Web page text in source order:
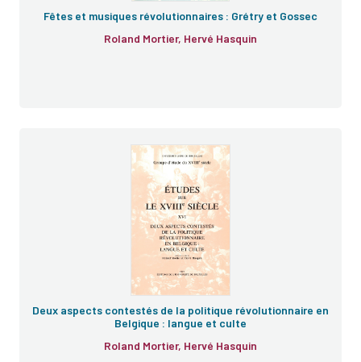
Fêtes et musiques révolutionnaires : Grétry et Gossec
Roland Mortier, Hervé Hasquin
Deux aspects contestés de la politique révolutionnaire en
Belgique : langue et culte
Roland Mortier, Hervé Hasquin